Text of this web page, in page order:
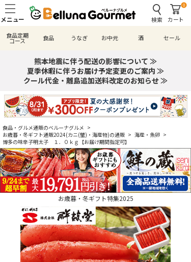
検索
0
カート
食品定期
コース 食品 うなぎ お中元 酒 セール
熊本地震に伴う配送の影響について ≫
夏季休暇に伴うお届け予定変更のご案内 ≫
クール代金・離島追加送料改定のお知らせ ≫
食品・グルメ通販のベルーナグルメ >
お歳暮・冬ギフト通販2024(カニ(蟹)・海産物)の通販 > 海産・魚卵 >
博多の味辛子明太子 １．０ｋｇ【お届け期間指定可】
お歳暮・冬ギフト特集2025